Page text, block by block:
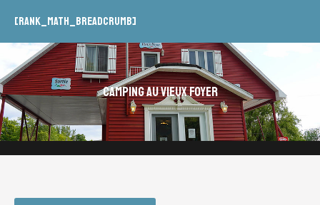
[rank_math_breadcrumb]
Camping Au Vieux Foyer